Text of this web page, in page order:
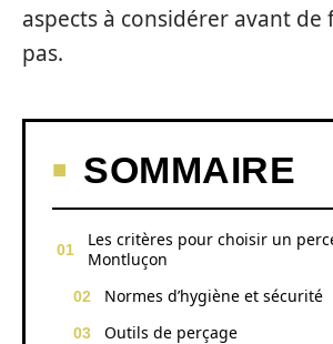
aspects à considérer avant de
pas.
SOMMAIRE
Les critères pour choisir un
Montluçon
Normes d’hygiène et sécurité
Outils de perçage